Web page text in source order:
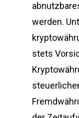
werden.
stets